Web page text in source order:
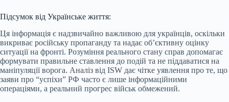
Підсумок від Українське життя:
Ця інформація є надзвичайно важливою для українців, оскільки
викриває російську пропаганду та надає об’єктивну оцінку
ситуації на фронті. Розуміння реального стану справ допомагає
формувати правильне ставлення до подій та не піддаватися на
маніпуляції ворога. Аналіз від ISW дає чітке уявлення про те, що
заяви про “успіхи” РФ часто є лише інформаційними
операціями, а реальний прогрес військ обмежений.